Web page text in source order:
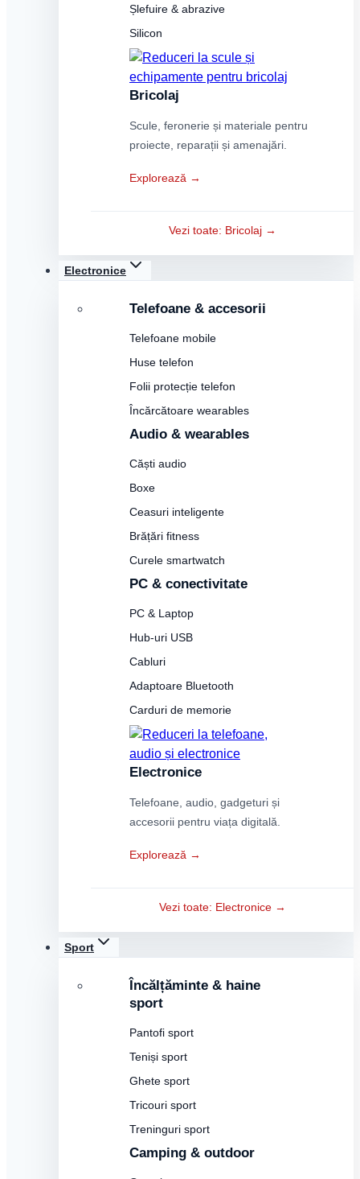
Șlefuire & abrazive
Silicon
Bricolaj
Scule, feronerie și materiale pentru
proiecte, reparații și amenajări.
Explorează →
Vezi toate: Bricolaj →
Electronice
Telefoane & accesorii
Telefoane mobile
Huse telefon
Folii protecție telefon
Încărcătoare wearables
Audio & wearables
Căști audio
Boxe
Ceasuri inteligente
Brățări fitness
Curele smartwatch
PC & conectivitate
PC & Laptop
Hub-uri USB
Cabluri
Adaptoare Bluetooth
Carduri de memorie
Electronice
Telefoane, audio, gadgeturi și
accesorii pentru viața digitală.
Explorează →
Vezi toate: Electronice →
Sport
Încălțăminte & haine
sport
Pantofi sport
Teniși sport
Ghete sport
Tricouri sport
Treninguri sport
Camping & outdoor